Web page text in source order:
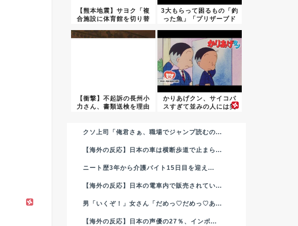
【熊本地震】サヨク「複
合施設に体育館を切り替
3大もらって困るもの「釣
った魚」「プリザーブド
【衝撃】不起訴の長州小
力さん、書類送検を理由
かりあげクン、サイコパ
スすぎて並みの人には笑
クソ上司「俺君さぁ、職場でジャンプ読むの...
【海外の反応】日本の車は横断歩道で止まら...
ニート歴3年から介護バイト15日目を迎え...
【海外の反応】日本の電車内で販売されてい...
男「いくぞ！」女さん「だめっ♡だめっ♡あ...
【海外の反応】日本の声優の27％、インボ...